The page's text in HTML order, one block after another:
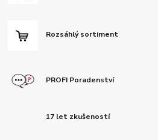
Rozsáhlý sortiment
PROFI Poradenství
17 let zkušeností